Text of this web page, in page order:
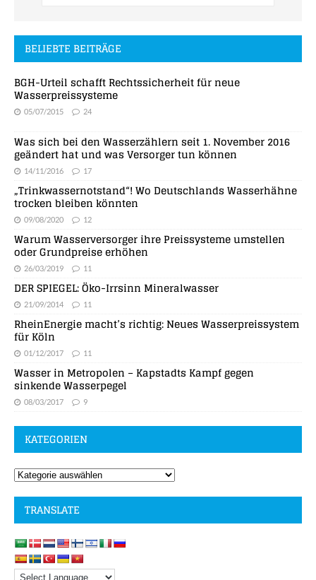
BELIEBTE BEITRÄGE
BGH-Urteil schafft Rechtssicherheit für neue
Wasserpreissysteme
05/07/2015 24
Was sich bei den Wasserzählern seit 1. November 2016
geändert hat und was Versorger tun können
14/11/2016 17
„Trinkwassernotstand“! Wo Deutschlands Wasserhähne
trocken bleiben könnten
09/08/2020 12
Warum Wasserversorger ihre Preissysteme umstellen
oder Grundpreise erhöhen
26/03/2019 11
DER SPIEGEL: Öko-Irrsinn Mineralwasser
21/09/2014 11
RheinEnergie macht’s richtig: Neues Wasserpreissystem
für Köln
01/12/2017 11
Wasser in Metropolen – Kapstadts Kampf gegen
sinkende Wasserpegel
08/03/2017 9
KATEGORIEN
TRANSLATE